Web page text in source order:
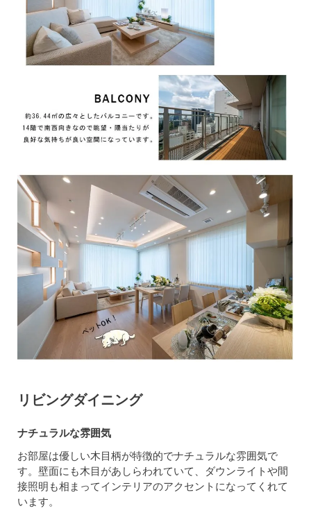
リビングダイニング
ナチュラルな雰囲気
お部屋は優しい木目柄が特徴的でナチュラルな雰囲気で
す。壁面にも木目があしらわれていて、ダウンライトや間
接照明も相まってインテリアのアクセントになってくれて
います。